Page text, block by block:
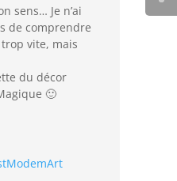
sens… Je n’ai
de comprendre
trop vite, mais
du décor
🙂